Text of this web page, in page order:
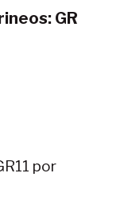
GR
por